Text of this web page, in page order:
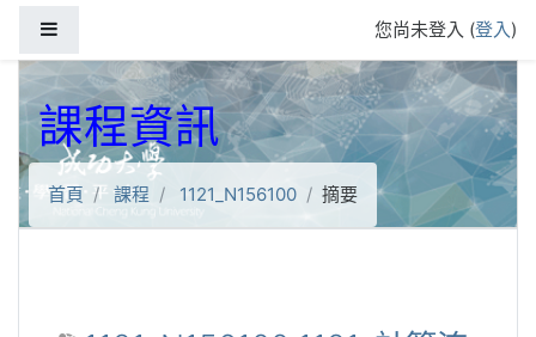
您尚未登入 (登入)
課程資訊
首頁 課程 1121_N156100 摘要